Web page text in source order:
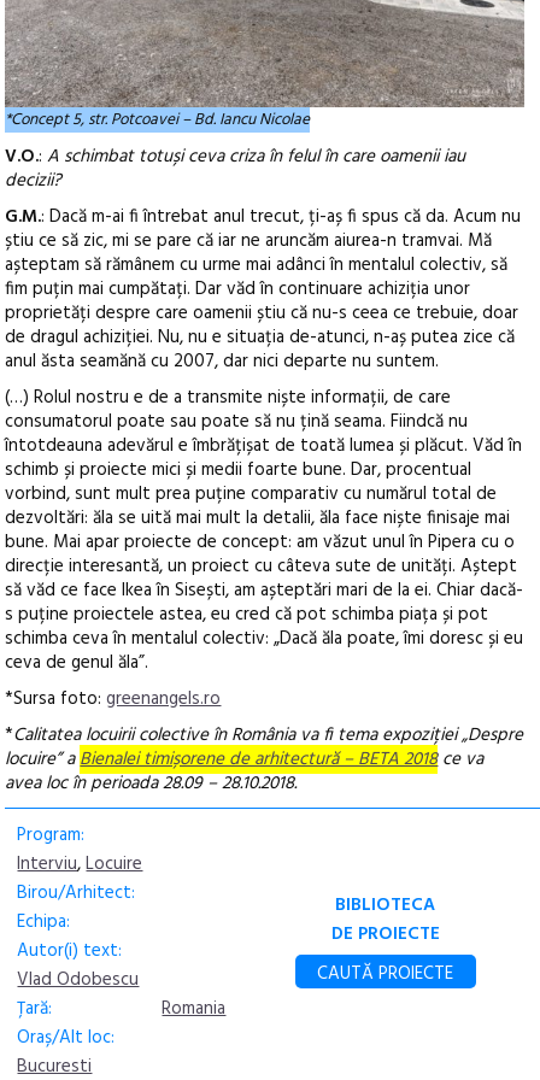
*Concept 5, str. Potcoavei – Bd. Iancu Nicolae
V.O.:A schimbat totuși ceva criza în felul în care oamenii iau
decizii?
G.M.: Dacă m-ai fi întrebat anul trecut, ți-aș fi spus că da. Acum nu
știu ce să zic, mi se pare că iar ne aruncăm aiurea-n tramvai. Mă
așteptam să rămânem cu urme mai adânci în mentalul colectiv, să
fim puțin mai cumpătați. Dar văd în continuare achiziția unor
proprietăți despre care oamenii știu că nu-s ceea ce trebuie, doar
de dragul achiziției. Nu, nu e situația de-atunci, n-aș putea zice că
anul ăsta seamănă cu 2007, dar nici departe nu suntem.
(…) Rolul nostru e de a transmite niște informații, de care
consumatorul poate sau poate să nu țină seama. Fiindcă nu
întotdeauna adevărul e îmbrățișat de toată lumea și plăcut. Văd în
schimb și proiecte mici și medii foarte bune. Dar, procentual
vorbind, sunt mult prea puține comparativ cu numărul total de
dezvoltări: ăla se uită mai mult la detalii, ăla face niște finisaje mai
bune. Mai apar proiecte de concept: am văzut unul în Pipera cu o
direcție interesantă, un proiect cu câteva sute de unități. Aștept
să văd ce face Ikea în Sisești, am așteptări mari de la ei. Chiar dacă-
s puține proiectele astea, eu cred că pot schimba piața și pot
schimba ceva în mentalul colectiv: „Dacă ăla poate, îmi doresc și eu
ceva de genul ăla”.
*Sursa foto:greenangels.ro
*Calitatea locuirii colective în România va fi tema expoziției „Despre
locuire” aBienalei timișorene de arhitectură – BETA 2018ce va
avea loc în perioada 28.09 – 28.10.2018.
Program:
Interviu,Locuire
Birou/Arhitect:
Echipa:
Autor(i) text:
Vlad Odobescu
Țară:
Romania
Oraș/Alt loc:
Bucuresti
BIBLIOTECA
DE PROIECTE
CAUTĂ PROIECTE